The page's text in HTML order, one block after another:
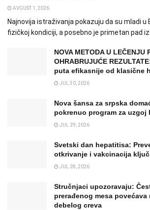
AVGUST 1, 2026
Najnovija istraživanja pokazuju da su mladi u
fizičkoj kondiciji, a posebno je primetan pad
NOVA METODA U LEČENJU
OHRABRUJUĆE
puta efikasnije od klasične
JUL 30, 2026
Nova šansa za srpska
pokrenuo program za
JUL 29, 2026
Svetski dan hepatitisa:
otkrivanje i vakcinacija
JUL 28, 2026
Stručnjaci upozoravaju:
prerađenog mesa povećava
debelog creva